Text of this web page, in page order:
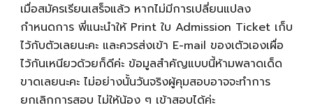
เมื่อสมัครเรียนเสร็จแล้ว หากไม่มีการเปลี่ยนแปลง
กำหนดการ พี่แนะนำให้ Print ใบ Admission Ticket เก็บ
ไว้กับตัวเลยนะคะ และควรส่งเข้า E-mail ของเตัวเองเผื่อ
ไว้กันเหนียวด้วยก็ดีค่ะ ข้อมูลสำคัญแบบนี้ห้ามพลาดเด็ด
ขาดเลยนะคะ ไม่อย่างนั้นวันจริงผู้คุมสอบอาจจะทำการ
ยกเลิกการสอบ ไม่ให้น้อง ๆ เข้าสอบได้ค่ะ